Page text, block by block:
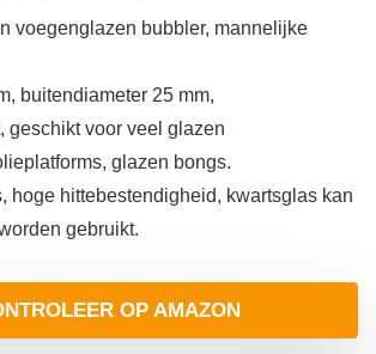
voegenglazen bubbler, mannelijke
buitendiameter 25 mm,
geschikt voor veel glazen
glazen bongs.
hoge hittebestendigheid, kwartsglas kan
gebruikt.
OP AMAZON